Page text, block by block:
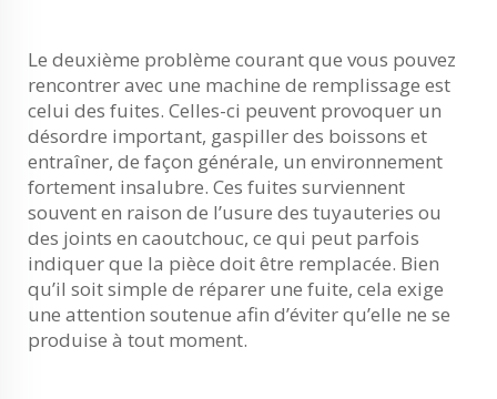
Le deuxième problème courant que vous pouvez
rencontrer avec une machine de remplissage est
celui des fuites. Celles-ci peuvent provoquer un
désordre important, gaspiller des boissons et
entraîner, de façon générale, un environnement
fortement insalubre. Ces fuites surviennent
souvent en raison de l’usure des tuyauteries ou
des joints en caoutchouc, ce qui peut parfois
indiquer que la pièce doit être remplacée. Bien
qu’il soit simple de réparer une fuite, cela exige
une attention soutenue afin d’éviter qu’elle ne se
produise à tout moment.